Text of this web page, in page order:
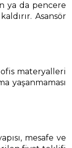
ya da pencere
Asansör
ofis materyalleri
yaşanmaması
mesafe ve